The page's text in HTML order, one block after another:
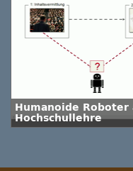
Humanoide
Hochschullehre